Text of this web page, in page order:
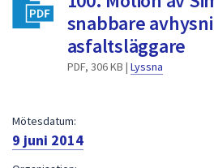
snabbare
asfaltsläggare
PDF, 306 KB | Lyssna
Mötesdatum:
9 juni 2014